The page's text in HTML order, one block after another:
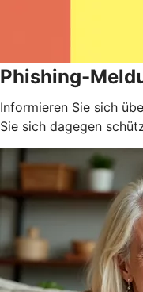
Phishing-
Informieren Sie sich
Sie sich dagegen